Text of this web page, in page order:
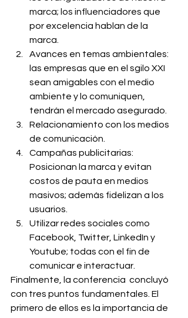
marca; los influenciadores que
por excelencia hablan de la
marca.
Avances en temas ambientales:
las empresas que en el sgilo XXI
sean amigables con el medio
ambiente y lo comuniquen,
tendrán el mercado asegurado.
Relacionamiento con los medios
de comunicación.
Campañas publicitarias:
Posicionan la marca y evitan
costos de pauta en medios
masivos; además fidelizan a los
usuarios.
Utilizar redes sociales como
Facebook, Twitter, LinkedIn y
Youtube; todas con el fin de
comunicar e interactuar.
Finalmente, la conferencia  concluyó
con tres puntos fundamentales. El
primero de ellos es la importancia de